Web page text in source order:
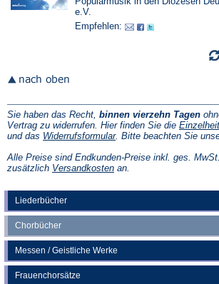
Liederbücher
Chorbücher
Messen / Geistliche Werke
Frauenchorsätze
e.V.
Empfehlen:
Sie haben das Recht, binnen vierzehn Tagen
Vertrag zu widerrufen. Hier finden Sie die
und das Widerrufsformular(Öffnet
einem
neuen
. Bitte beachten Sie
Alle Preise sind Endkunden-Preise inkl. ges.
zusätzlich Versandkosten(Öffnet
an.